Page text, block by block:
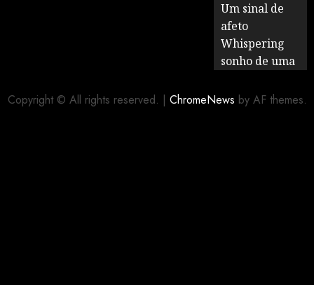
Um sinal de
afeto
Whispering
sonho de uma
Copyright © All rights reserved. | ChromeNews by AF themes.